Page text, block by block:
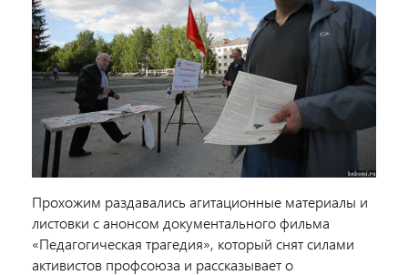
Прохожим раздавались агитационные материалы и
листовки с анонсом документального фильма
«Педагогическая трагедия», который снят силами
активистов профсоюза и рассказывает о